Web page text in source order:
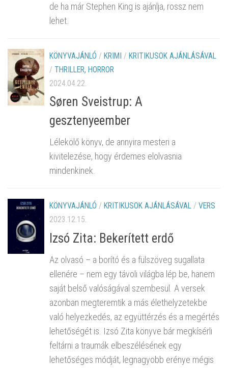
de ha már Stephen King is ajánlja, rossz nem
lehet.
KÖNYVAJÁNLÓ / KRIMI / KRITIKUSOK AJÁNLÁSÁVAL
/ THRILLER, HORROR
2024.04.22.
Søren Sveistrup: A
gesztenyeember
Lélekölő könyv, de annyira mesteri a
kivitelezése, hogy érdemes elolvasnia
mindenkinek.
KÖNYVAJÁNLÓ / KRITIKUSOK AJÁNLÁSÁVAL / VERS
2023.12.15.
Izsó Zita: Bekerített erdő
Az olvasó – a borító és a fülszöveg sugallata
ellenére – nem egy távoli világba lép be, hanem
saját belső valóságával szembesül. A versek
azonban megteremtik a más élethelyzetekbe
való helyezkedés, az együttérzés és a megértés
lehetőségét is. Izsó Zita könyve bár megkísérli
feltárni a traumák elbeszélésének egy
lehetőséges módját, legnagyobb erénye mégis